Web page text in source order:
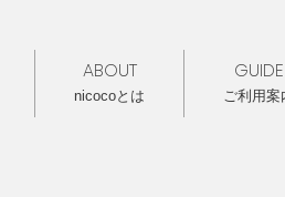
ABOUT
nicocoとは
GUIDE
ご利用案